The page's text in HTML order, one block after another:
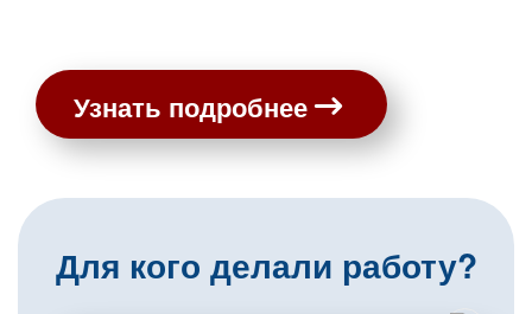
Узнать подробнее
Для кого делали работу?